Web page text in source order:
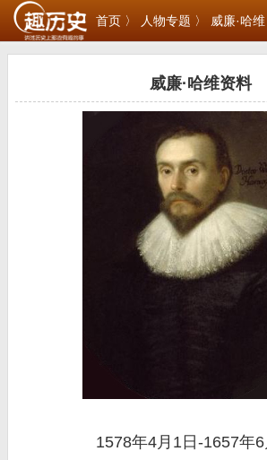
首页 〉 人物专题 〉 威廉·哈维
威廉·哈维资料
1578年4月1日-1657年6